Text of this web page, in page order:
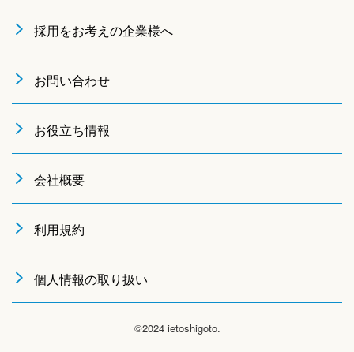
採用をお考えの企業様へ
お問い合わせ
お役立ち情報
会社概要
利用規約
個人情報の取り扱い
©2024 ietoshigoto.